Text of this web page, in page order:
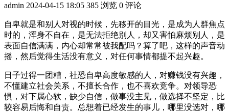
admin 2024-04-15 18:05 385 浏览 0 评论
自卑就是和别人对视的时候，先移开的目光，是成为人群焦点
时的，浑身不自在，是无法拒绝别人，却又害怕麻烦别人，是
表面自信满满，内心却常常被我配吗？算了吧，这样的声音动
摇，然后觉得生活没有意义，对任何事情都提不起兴趣。
日子过得一团糟，社恐自卑高度敏感的人，对赚钱没有兴趣，
不懂建立社会关系，不擅长合作，也不喜欢竞争。对领导恐
惧，对下属心软，缺少自信，做事没主见，做选择不坚定，比
较容易后悔和自责。总想着已经发生的事儿，哪里没选对，哪